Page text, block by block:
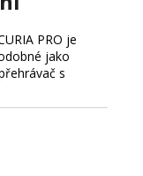
PRO je
jako
s